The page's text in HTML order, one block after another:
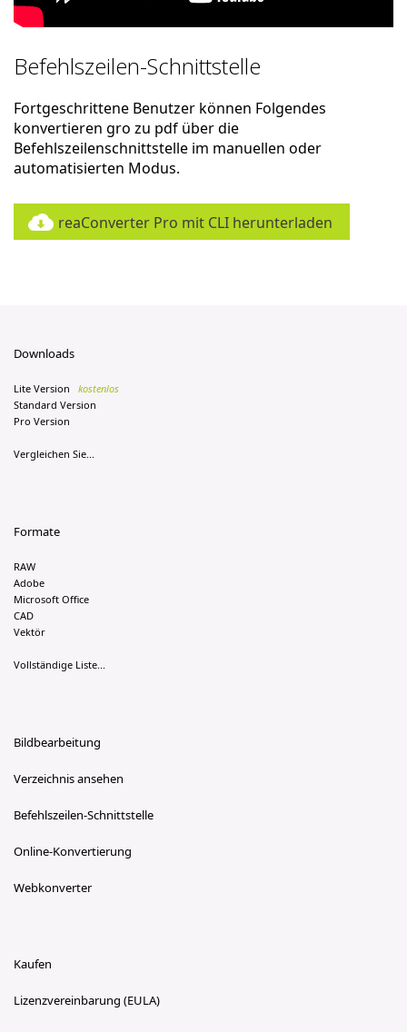
Befehlszeilen-Schnittstelle
Fortgeschrittene Benutzer können Folgendes
konvertieren gro zu pdf über die
Befehlszeilenschnittstelle im manuellen oder
automatisierten Modus.
reaConverter Pro mit CLI herunterladen
Downloads
Lite Version
kostenlos
Standard Version
Pro Version
Vergleichen Sie...
Formate
RAW
Adobe
Microsoft Office
CAD
Vektör
Vollständige Liste...
Bildbearbeitung
Verzeichnis ansehen
Befehlszeilen-Schnittstelle
Online-Konvertierung
Webkonverter
Kaufen
Lizenzvereinbarung (EULA)